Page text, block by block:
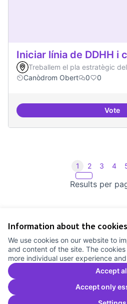
Information about the
We use cookies on our website to
and content of the site. The
more individual user experience
Accept
Accept only
Iniciar línia de DDHH i
Treballem el pla estratègic
Canòdrom Obert
0 0
Vote
Results per
1 2 3 4
Cookie settings
Comunitat Canòdrom at Facebook
(External link)
Comunitat Canòdrom at Instagram
(External link)
Comunitat Canòdrom at YouTube
(External link)
English
Triar la llenguaElegir el idiomaChoose